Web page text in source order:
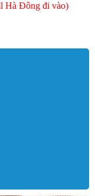
Hà Đông đi vào)